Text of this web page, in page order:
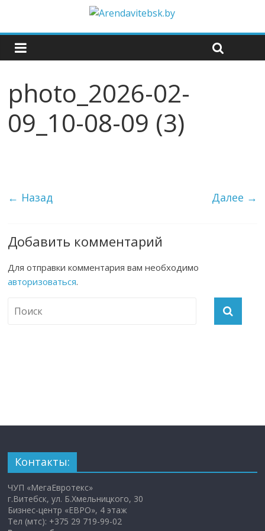
photo_2026-02-
09_10-08-09 (3)
← Назад Далее →
Добавить комментарий
Для отправки комментария вам необходимо
авторизоваться.
Контакты:
ЧУП «МегаЕвротекс»
г.Витебск, ул. Б.Хмельницкого, 30
Бизнес-центр «ЕВРО», 4 этаж
Тел (мтс): +375 29 719-99-02